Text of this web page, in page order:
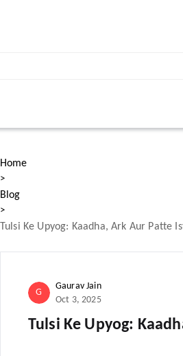
Home
>
Blog
>
Tulsi Ke Upyog: Kaadha, Ark Aur Patte
G
Gaurav Jain
Oct 3, 2025
Tulsi Ke Upyog: